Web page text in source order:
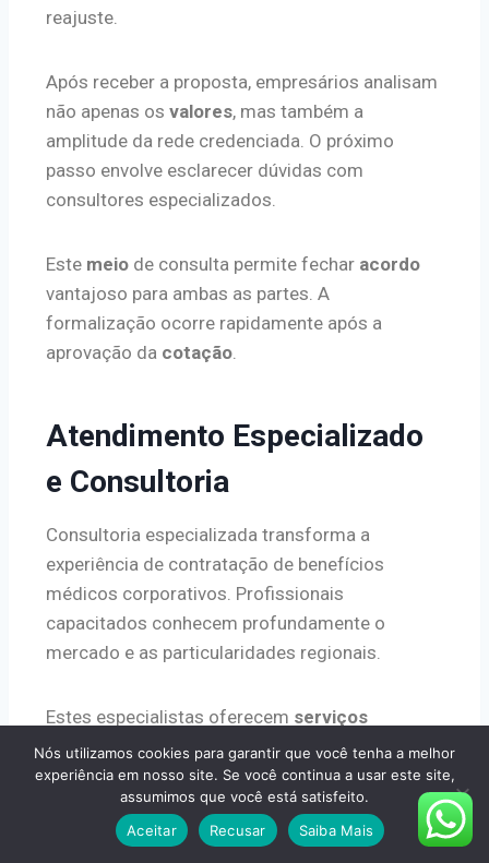
reajuste.
Após receber a proposta, empresários analisam
não apenas os valores, mas também a
amplitude da rede credenciada. O próximo
passo envolve esclarecer dúvidas com
consultores especializados.
Este meio de consulta permite fechar acordo
vantajoso para ambas as partes. A
formalização ocorre rapidamente após a
aprovação da cotação
Atendimento Especializado
e Consultoria
Consultoria especializada transforma a
experiência de contratação de benefícios
médicos corporativos. Profissionais
capacitados conhecem profundamente o
mercado e as particularidades regionais.
Estes especialistas oferecem serviços
completos desde a análise inicial até a
implementação. Eles comparam operadoras e
produtos de forma imparcial, sempre focando
no melhor interesse dosclientes.
Nós utilizamos cookies para garantir que você tenha a melhor
experiência em nosso site. Se você continua a usar este site,
assumimos que você está satisfeito.
Aceitar
Recusar Saiba Mais